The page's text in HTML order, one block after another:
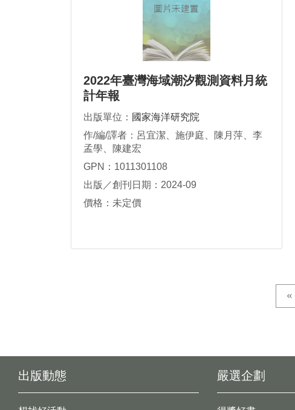
2022年臺灣海域潮汐觀測資料月統
計年報
出版單位： 國家海洋研究院
作/編/譯者：呂宜潔、施伊庭、陳月萍、李
孟學、陳建宏
GPN：1011301108
出版／創刊日期：2024-09
價格：未定價
出版動態 嚴選企劃